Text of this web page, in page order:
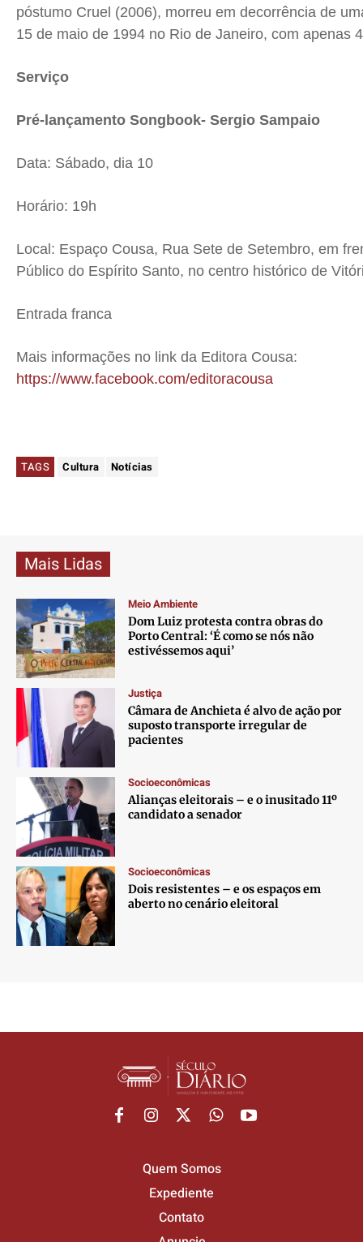
póstumo Cruel (2006), morreu em decorrência de
15 de maio de 1994 no Rio de Janeiro, com apenas
Serviço
Pré-lançamento Songbook- Sergio Sampaio
Data: Sábado, dia 10
Horário: 19h
Local: Espaço Cousa, Rua Sete de Setembro, em
Público do Espírito Santo, no centro histórico de
Entrada franca
Mais informações no link da Editora Cousa:
https://www.facebook.com/editoracousa
TAGS Cultura Notícias
Mais Lidas
Meio Ambiente
Dom Luiz protesta contra obras do
Porto Central: ‘É como se nós não
estivéssemos aqui’
Justiça
Câmara de Anchieta é alvo de ação por
suposto transporte irregular de
pacientes
Socioeconômicas
Alianças eleitorais – e o inusitado 11º
candidato a senador
Socioeconômicas
Dois resistentes – e os espaços em
aberto no cenário eleitoral
Quem Somos
Expediente
Contato